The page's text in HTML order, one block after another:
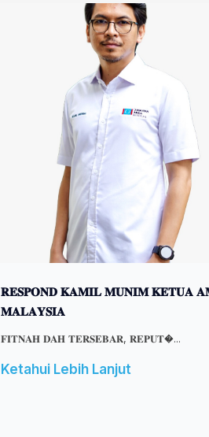
𝐑𝐄𝐒𝐏𝐎𝐍𝐃 𝐊𝐀𝐌𝐈𝐋 𝐌𝐔𝐍𝐈𝐌 𝐊𝐄𝐓𝐔𝐀
𝐌𝐀𝐋𝐀𝐘𝐒𝐈𝐀
𝐅𝐈𝐓𝐍𝐀𝐇 𝐃𝐀𝐇 𝐓𝐄𝐑𝐒𝐄𝐁𝐀𝐑, 𝐑𝐄𝐏𝐔𝐓�...
Ketahui Lebih Lanjut